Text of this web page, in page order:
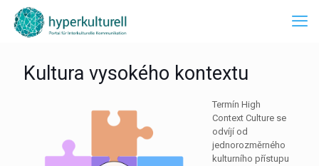
Kultura vysokého kontextu
Termín High
Context Culture se
odvíjí od
jednorozměrného
kulturního přístupu